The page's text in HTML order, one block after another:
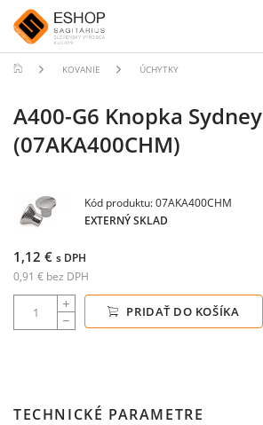
KOVANIE ÚCHYTKY
A400-G6 Knopka Sydney
(07AKA400CHM)
Kód produktu: 07AKA400CHM
EXTERNÝ SKLAD
1,12 € s DPH
0,91 € bez DPH
PRIDAŤ DO KOŠÍKA
TECHNICKÉ PARAMETRE